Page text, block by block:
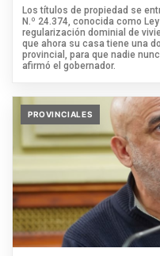
Los títulos de propiedad se
N.º 24.374, conocida como
regularización dominial de
que ahora su casa tiene una
provincial, para que nadie
afirmó el gobernador.
PROVINCIALES